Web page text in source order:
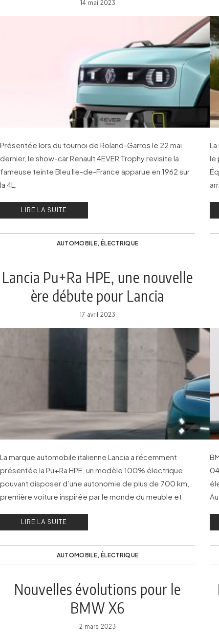
14 mai 2023
Présentée lors du tournoi de Roland-Garros le 22 mai
dernier, le show-car Renault 4EVER Trophy revisite la
fameuse teinte Bleu Ile-de-France apparue en 1962 sur
la 4L.
LIRE LA SUITE
AUTOMOBILE, ÉLECTRIQUE
le
Lancia Pu+Ra HPE, une nouvelle
ère débute pour Lancia
17 avril 2023
La marque automobile italienne Lancia a récemment
présentée la Pu+Ra HPE, un modèle 100% électrique
pouvant disposer d’une autonomie de plus de 700 km,
première voiture inspirée par le monde du meuble et
LIRE LA SUITE
AUTOMOBILE, ÉLECTRIQUE
Nouvelles évolutions pour le
BMW X6
2 mars 2023